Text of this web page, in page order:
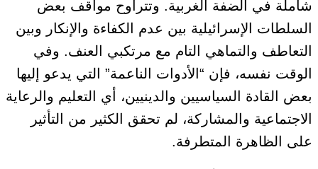
شاملة في الضفة الغربية. وتتراوح مواقف بعض
السلطات الإسرائيلية بين عدم الكفاءة والإنكار وبين
التعاطف والتماهي التام مع مرتكبي العنف. وفي
الوقت نفسه، فإن “الأدوات الناعمة” التي يدعو إليها
بعض القادة السياسيين والدينيين، أي التعليم والرعاية
الاجتماعية والمشاركة، لم تحقق الكثير من التأثير
على الظاهرة المتطرفة.